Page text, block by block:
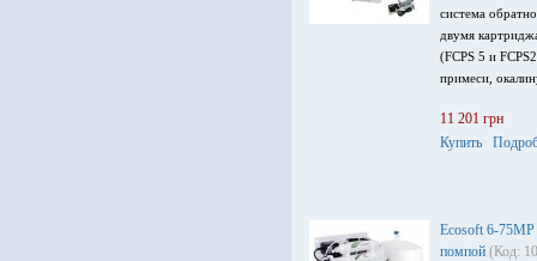
система
двумя
(FCPS 5 и
примеси,
11 201 грн
Купить
Ecosoft 6-75MР
помпой (Код: